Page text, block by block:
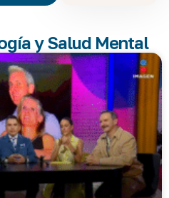
y Salud Mental